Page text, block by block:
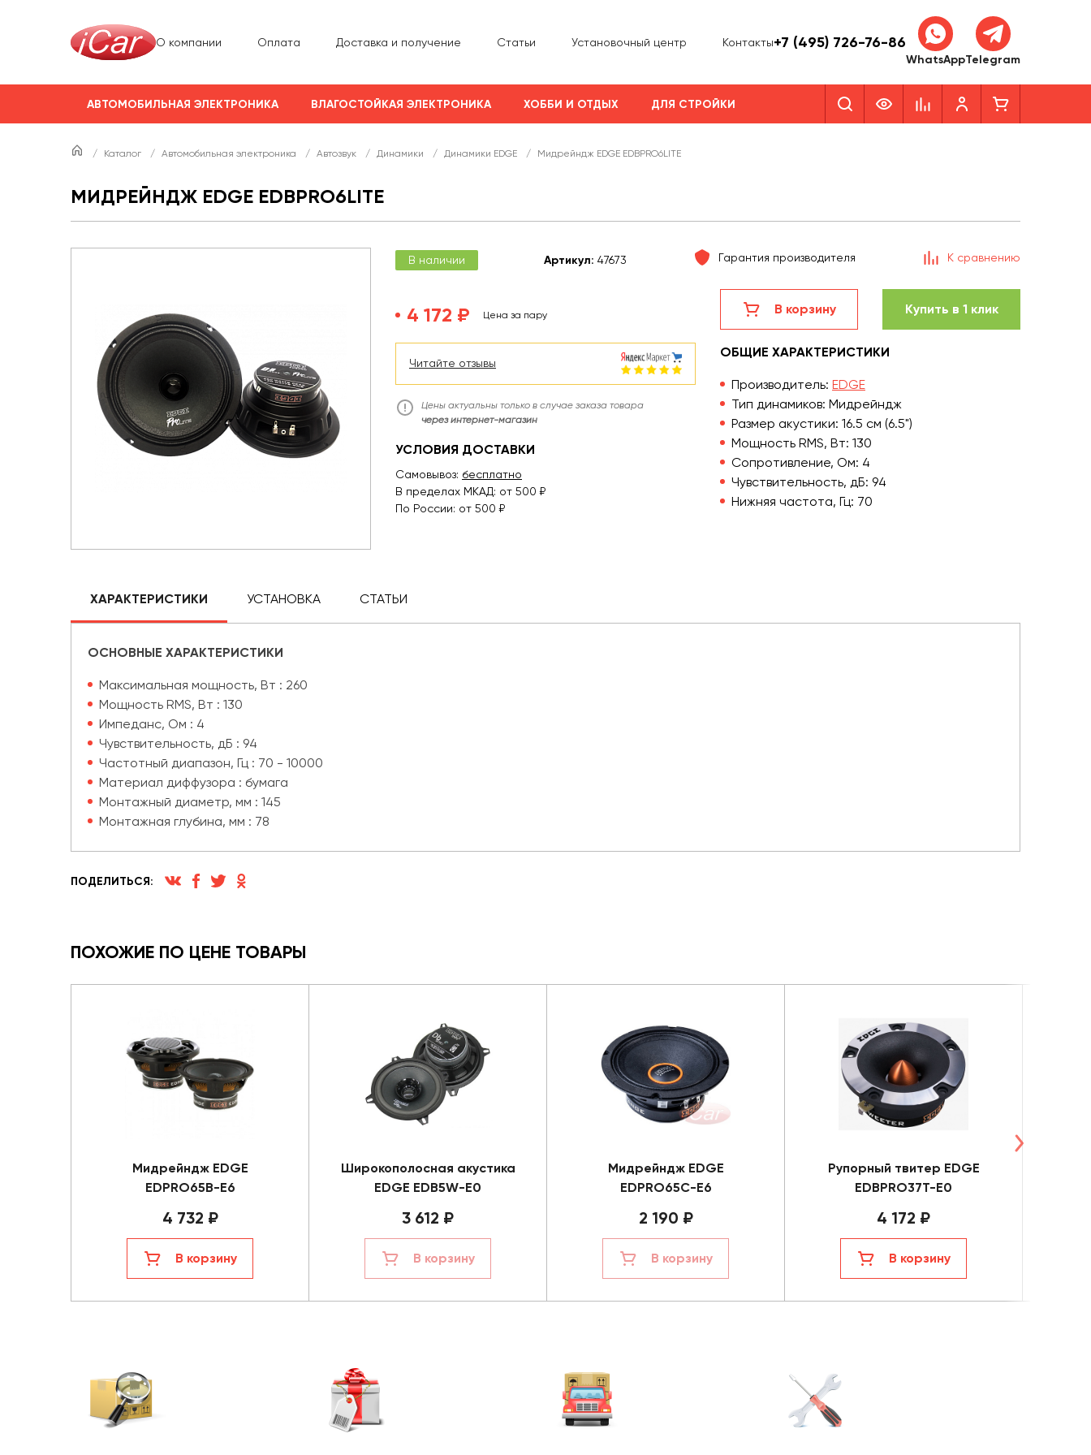
О компании Оплата Доставка и получение Статьи Установочный центр Контакты+7 (495) 726-76-86
WhatsAppTelegram
АВТОМОБИЛЬНАЯ ЭЛЕКТРОНИКА ВЛАГОСТОЙКАЯ ЭЛЕКТРОНИКА ХОББИ И ОТДЫХ ДЛЯ СТРОЙКИ
/ Каталог / Автомобильная электроника / Автозвук / Динамики / Динамики EDGE / Мидрейндж EDGE EDBPRO6LITE
МИДРЕЙНДЖ EDGE EDBPRO6LITE
В наличии Артикул: 47673 Гарантия производителя К сравнению
4 172 ₽ Цена за пару
Читайте отзывы
Цены актуальны только в случае заказа товара
через интернет-магазин
УСЛОВИЯ ДОСТАВКИ
Самовывоз: бесплатно
В пределах МКАД: от 500 ₽
По России: от 500 ₽
В корзину Купить в 1 клик
ОБЩИЕ ХАРАКТЕРИСТИКИ
Производитель: EDGE
Тип динамиков: Мидрейндж
Размер акустики: 16.5 см (6.5")
Мощность RMS, Вт: 130
Сопротивление, Ом: 4
Чувствительность, дБ: 94
Нижняя частота, Гц: 70
ХАРАКТЕРИСТИКИ УСТАНОВКА СТАТЬИ
ОСНОВНЫЕ ХАРАКТЕРИСТИКИ
Максимальная мощность, Вт : 260
Мощность RMS, Вт : 130
Импеданс, Ом : 4
Чувствительность, дБ : 94
Частотный диапазон, Гц : 70 - 10000
Материал диффузора : бумага
Монтажный диаметр, мм : 145
Монтажная глубина, мм : 78
ПОДЕЛИТЬСЯ:
ПОХОЖИЕ ПО ЦЕНЕ ТОВАРЫ
Мидрейндж EDGE
EDPRO65B-E6
4 732 ₽
В корзину
Широкополосная акустика
EDGE EDB5W-E0
3 612 ₽
В корзину
Мидрейндж EDGE
EDPRO65C-E6
2 190 ₽
В корзину
Рупорный твитер EDGE
EDBPRO37T-E0
4 172 ₽
В корзину